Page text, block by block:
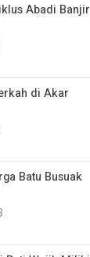
Abadi Banjir
di Akar
Batu Busuak